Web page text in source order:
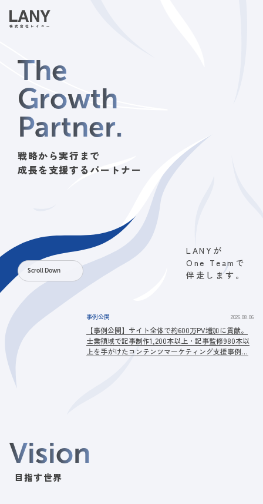
The
Growth
Partner.
戦略から実行まで
成長を支援するパートナー
Scroll Down
LANYが
One Teamで
伴走します。
事例公開 2026.08.06
【事例公開】サイト全体で約600万PV増加に貢献。
士業領域で記事制作1,200本以上・記事監修980本以
上を手がけたコンテンツマーケティング支援事例｜
Vision
目指す世界